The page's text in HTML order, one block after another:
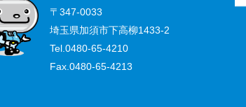
〒347-0033
埼玉県加須市下高柳1433-2
Tel.0480-65-4210
Fax.0480-65-4213